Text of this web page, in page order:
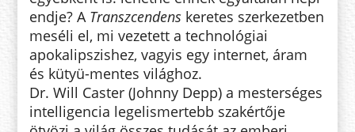
endje? A Transzcendens keretes szerkezetben
meséli el, mi vezetett a technológiai
apokalipszishez, vagyis egy internet, áram
és kütyü-mentes világhoz.
Dr. Will Caster (Johnny Depp) a mesterséges
intelligencia legelismertebb szakértője